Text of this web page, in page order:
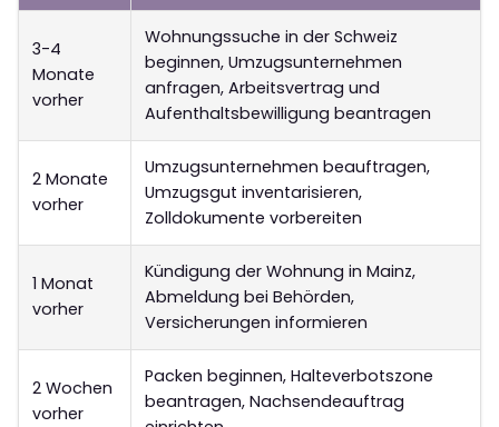
3-4
Monate
vorher
Wohnungssuche in der Schweiz
beginnen, Umzugsunternehmen
anfragen, Arbeitsvertrag und
Aufenthaltsbewilligung beantragen
2 Monate
vorher
Umzugsunternehmen beauftragen,
Umzugsgut inventarisieren,
Zolldokumente vorbereiten
1 Monat
vorher
Kündigung der Wohnung in Mainz,
Abmeldung bei Behörden,
Versicherungen informieren
2 Wochen
vorher
Packen beginnen, Halteverbotszone
beantragen, Nachsendeauftrag